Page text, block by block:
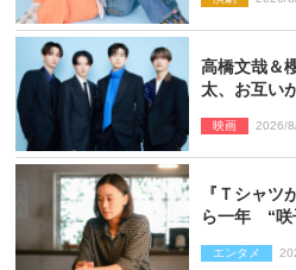
高橋文哉＆
太、お互い
映画 2026/
『Ｔシャツ
ら一年 “咲
エンタメ